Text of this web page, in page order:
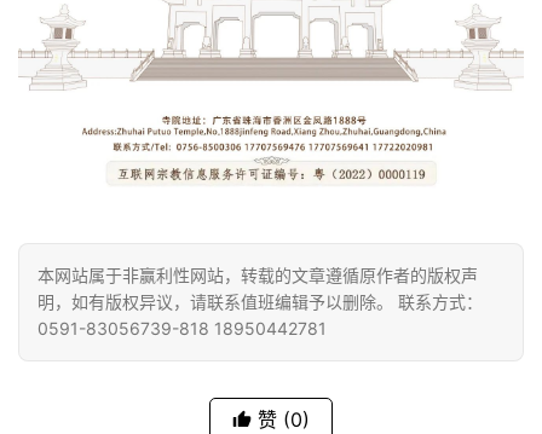
艺
术
责
声
本网站属于非赢利性网站，转载的文章遵循原作者的版权声
明，如有版权异议，请联系值班编辑予以删除。 联系方式：
0591-83056739-818 18950442781
赞 (0)